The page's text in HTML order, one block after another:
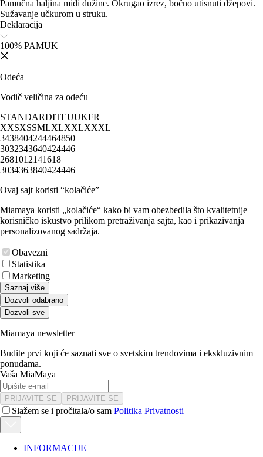
Pamučna haljina midi dužine. Okrugao izrez, bočno utisnuti džepovi.
Sužavanje učkurom u struku.
Deklaracija
100% PAMUK
Odeća
Vodič veličina za odeću
STANDARDITEUUKFR
XXSXSSMLXLXXLXXXL
3438404244464850
3032343640424446
2681012141618
3034363840424446
Ovaj sajt koristi “kolačiće”
Miamaya koristi „kolačiće“ kako bi vam obezbedila što kvalitetnije
korisničko iskustvo prilikom pretraživanja sajta, kao i prikazivanja
personalizovanog sadržaja.
Obavezni
Statistika
Marketing
Saznaj više
Dozvoli odabrano
Dozvoli sve
Miamaya newsletter
Budite prvi koji će saznati sve o svetskim trendovima i ekskluzivnim
ponudama.
Vaša MiaMaya
PRIJAVITE SE PRIJAVITE SE
Slažem se i pročitala/o sam Politika Privatnosti
INFORMACIJE